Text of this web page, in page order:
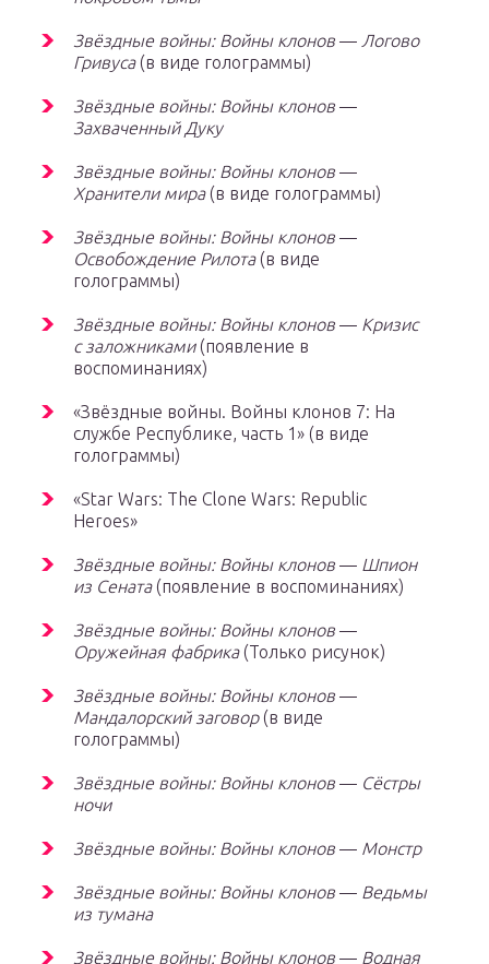
Звёздные войны: Войны клонов — Логово
Гривуса (в виде голограммы)
Звёздные войны: Войны клонов —
Захваченный Дуку
Звёздные войны: Войны клонов —
Хранители мира (в виде голограммы)
Звёздные войны: Войны клонов —
Освобождение Рилота (в виде
голограммы)
Звёздные войны: Войны клонов — Кризис
с заложниками (появление в
воспоминаниях)
«Звёздные войны. Войны клонов 7: На
службе Республике, часть 1» (в виде
голограммы)
«Star Wars: The Clone Wars: Republic
Heroes»
Звёздные войны: Войны клонов — Шпион
из Сената (появление в воспоминаниях)
Звёздные войны: Войны клонов —
Оружейная фабрика (Только рисунок)
Звёздные войны: Войны клонов —
Мандалорский заговор (в виде
голограммы)
Звёздные войны: Войны клонов — Сёстры
ночи
Звёздные войны: Войны клонов — Монстр
Звёздные войны: Войны клонов — Ведьмы
из тумана
Звёздные войны: Войны клонов — Водная